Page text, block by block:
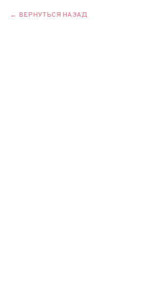
ВЕРНУТЬСЯ НАЗАД